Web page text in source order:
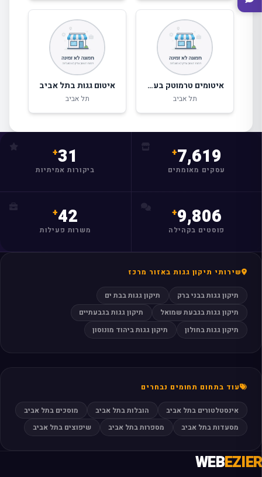
איטומים טרמוטק בע"מ
תל אביב
איטום גגות בתל אביב
תל אביב
7,619
עסקים מאומתים
31
ביקורות אמיתיות
9,806
פוסטים בקהילה
42
משרות פעילות
שירותי תיקון גגות באזור מרכז
תיקון גגות בבני ברק
תיקון גגות בבת ים
תיקון גגות בגבעת שמואל
תיקון גגות בגבעתיים
תיקון גגות בחולון
תיקון גגות ביהוד מונוסון
עוד בתחום תחומים נבחרים
אינסטלטורים בתל אביב הובלות בתל אביב
מוסכים בתל אביב
מסעדות בתל אביב
מספרות בתל אביב שיפוצים בתל אביב
WEBEZIER